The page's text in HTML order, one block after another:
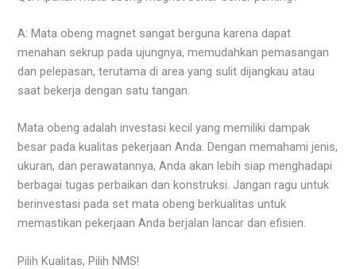
A: Mata obeng magnet sangat berguna karena dapat
menahan sekrup pada ujungnya, memudahkan pemasangan
dan pelepasan, terutama di area yang sulit dijangkau atau
saat bekerja dengan satu tangan.
Mata obeng adalah investasi kecil yang memiliki dampak
besar pada kualitas pekerjaan Anda. Dengan memahami jenis,
ukuran, dan perawatannya, Anda akan lebih siap menghadapi
berbagai tugas perbaikan dan konstruksi. Jangan ragu untuk
berinvestasi pada set mata obeng berkualitas untuk
memastikan pekerjaan Anda berjalan lancar dan efisien.
Pilih Kualitas, Pilih NMS!